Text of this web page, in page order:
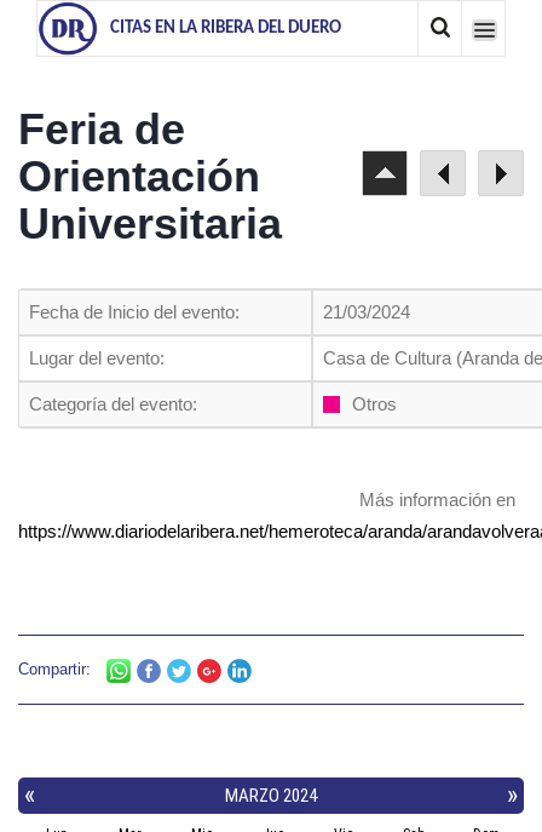
CITAS EN LA RIBERA DEL DUERO
Feria de
Orientación
Universitaria
Fecha de Inicio del evento: 21/03/2024
Lugar del evento: Casa de Cultura (Aranda
Categoría del evento: Otros
Más información en
https://www.diariodelaribera.net/hemeroteca/aranda/
Compartir: